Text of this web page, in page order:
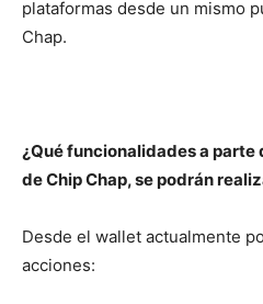
plataformas desde un mismo
Chap.
¿Qué funcionalidades a parte
de Chip Chap, se podrán
Desde el wallet actualmente
acciones: